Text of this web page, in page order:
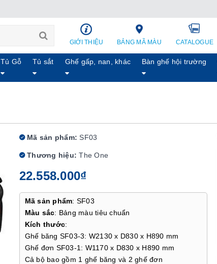
GIỚI THIỆU BẢNG MÃ MÀU CATALOGUE
Tủ Gỗ Tủ sắt Ghế gấp, nan, khác Bàn ghế hội trường
Mã sản phẩm: SF03
Thương hiệu: The One
22.558.000₫
Mã sản phẩm: SF03
Màu sắc: Bảng màu tiêu chuẩn
Kích thước:
Ghế băng SF03-3: W2130 x D830 x H890 mm
Ghế đơn SF03-1: W1170 x D830 x H890 mm
Cả bộ bao gồm 1 ghế băng và 2 ghế đơn